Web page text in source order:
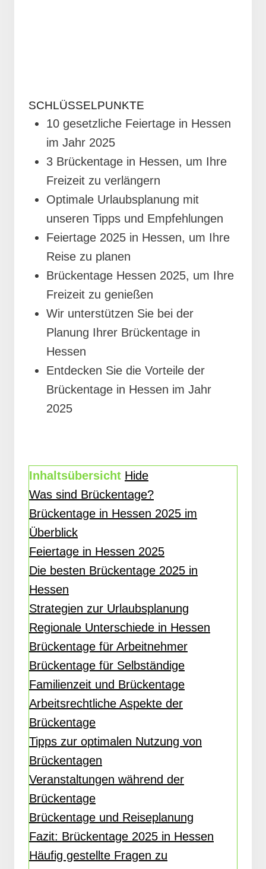
SCHLÜSSELPUNKTE
10 gesetzliche Feiertage in Hessen
im Jahr 2025
3 Brückentage in Hessen, um Ihre
Freizeit zu verlängern
Optimale Urlaubsplanung mit
unseren Tipps und Empfehlungen
Feiertage 2025 in Hessen, um Ihre
Reise zu planen
Brückentage Hessen 2025, um Ihre
Freizeit zu genießen
Wir unterstützen Sie bei der
Planung Ihrer Brückentage in
Hessen
Entdecken Sie die Vorteile der
Brückentage in Hessen im Jahr
2025
Inhaltsübersicht Hide
Was sind Brückentage?
Brückentage in Hessen 2025 im
Überblick
Feiertage in Hessen 2025
Die besten Brückentage 2025 in
Hessen
Strategien zur Urlaubsplanung
Regionale Unterschiede in Hessen
Brückentage für Arbeitnehmer
Brückentage für Selbständige
Familienzeit und Brückentage
Arbeitsrechtliche Aspekte der
Brückentage
Tipps zur optimalen Nutzung von
Brückentagen
Veranstaltungen während der
Brückentage
Brückentage und Reiseplanung
Fazit: Brückentage 2025 in Hessen
Häufig gestellte Fragen zu